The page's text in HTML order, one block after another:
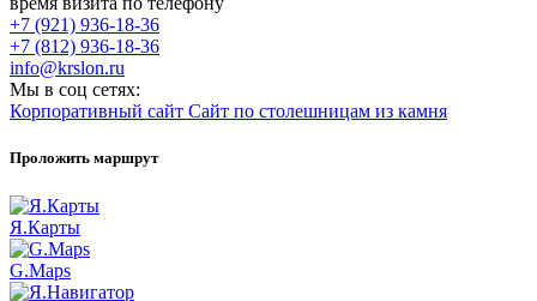
+7 (921) 936-18-36
+7 (812) 936-18-36
info@krslon.ru
Мы в соц сетях:
Корпоративный сайт Сайт по столешницам из камня
Проложить маршрут
Я.Карты
G.Maps